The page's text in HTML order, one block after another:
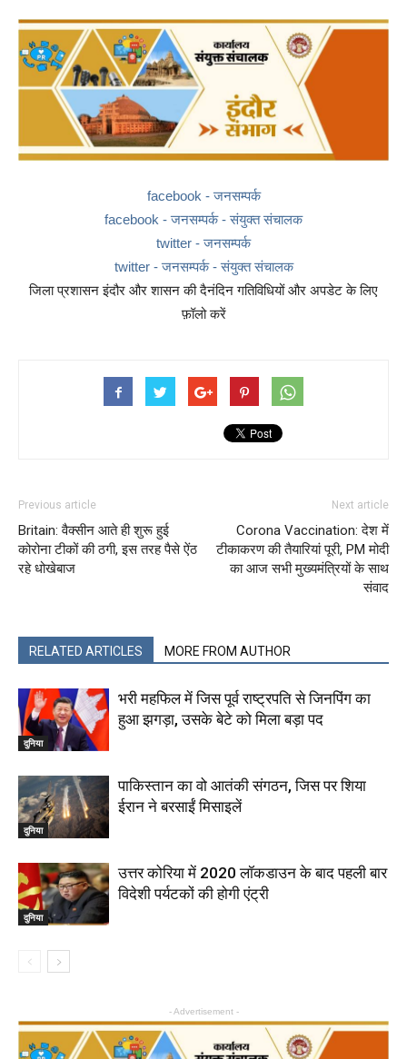
facebook - जनसम्पर्क
facebook - जनसम्पर्क - संयुक्त संचालक
twitter - जनसम्पर्क
twitter - जनसम्पर्क - संयुक्त संचालक
जिला प्रशासन इंदौर और शासन की दैनंदिन गतिविधियों और अपडेट के लिए
फ़ॉलो करें
Previous article
Britain: वैक्सीन आते ही शुरू हुई
कोरोना टीकों की ठगी, इस तरह पैसे ऐंठ
रहे धोखेबाज
Next article
Corona Vaccination: देश में
टीकाकरण की तैयारियां पूरी, PM मोदी
का आज सभी मुख्यमंत्रियों के साथ
संवाद
RELATED ARTICLES MORE FROM AUTHOR
दुनिया
भरी महफिल में जिस पूर्व राष्‍ट्रपति से जिनपिंग का
हुआ झगड़ा, उसके बेटे को मिला बड़ा पद
दुनिया
पाकिस्तान का वो आतंकी संगठन, जिस पर शिया
ईरान ने बरसाईं मिसाइलें
दुनिया
उत्तर कोरिया में 2020 लॉकडाउन के बाद पहली बार
विदेशी पर्यटकों की होगी एंट्री
- Advertisement -